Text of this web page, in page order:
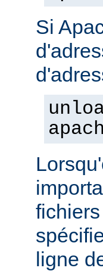
Si
ligne